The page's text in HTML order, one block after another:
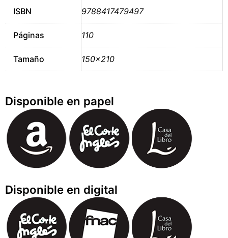
ISBN 9788417479497
Páginas 110
Tamaño 150×210
Disponible en papel
Disponible en digital